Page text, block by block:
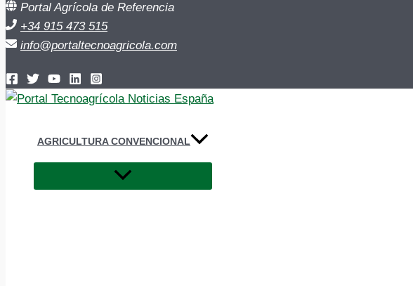
Portal Agrícola de Referencia
+34 915 473 515
info@portaltecnoagricola.com
AGRICULTURA CONVENCIONAL